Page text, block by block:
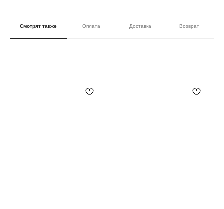
Смотрят также Оплата Доставка Возврат